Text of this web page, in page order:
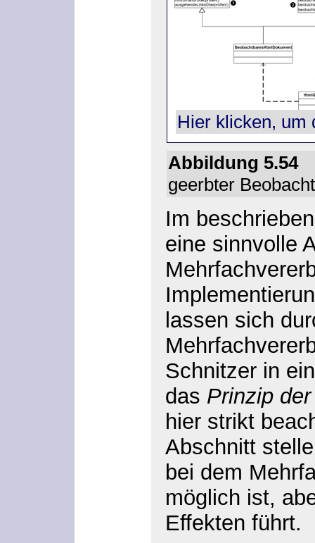
Hier klicken, um
Abbildung
geerbter
Im
eine sinnvolle
lassen sich
Schnitzer in
das Prinzip
hier strikt
Abschnitt
bei dem
möglich ist,
Effekten führt.